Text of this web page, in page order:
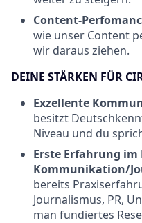
Content-
wie unser Content
wir daraus ziehen.
DEINE STÄRKEN FÜR
Exzellente
besitzt
Niveau und du
Erste Erfahrung
Kommunikation/
bereits
Journalismus, PR,
man fundiertes